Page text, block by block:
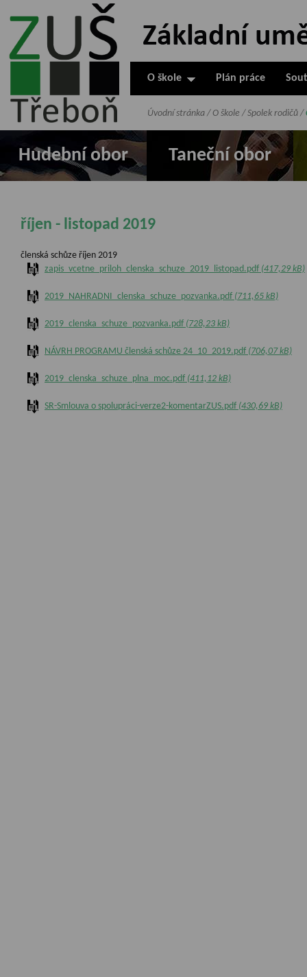
ZUŠ Třeboň -
Základní
umělecká škola
O škole Plán práce
Hudební obor Taneční obor
Úvodní stránka / O škole / Spolek rodičů /
říjen - listopad 2019
členská schůze říjen 2019
zapis_vcetne_priloh_clenska_schuze_2019_listopad.pdf (417,29 kB)
2019_NAHRADNI_clenska_schuze_pozvanka.pdf (711,65 kB)
2019_clenska_schuze_pozvanka.pdf (728,23 kB)
NÁVRH PROGRAMU členská schůze 24_10_2019.pdf (706,07 kB)
2019_clenska_schuze_plna_moc.pdf (411,12 kB)
SR-Smlouva o spolupráci-verze2-komentarZUS.pdf (430,69 kB)